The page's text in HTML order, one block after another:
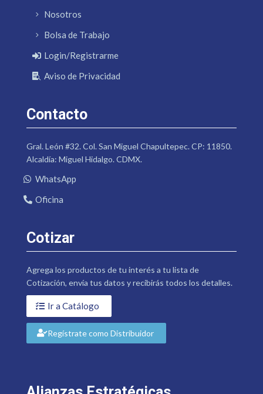
Nosotros
Bolsa de Trabajo
Login/Registrarme
Aviso de Privacidad
Contacto
Gral. León #32. Col. San Miguel Chapultepec. CP: 11850.
Alcaldía: Miguel Hidalgo. CDMX.
WhatsApp
Oficina
Cotizar
Agrega los productos de tu interés a tu lista de
Cotización, envía tus datos y recibirás todos los detalles.
Ir a Catálogo
Regístrate como Distribuidor